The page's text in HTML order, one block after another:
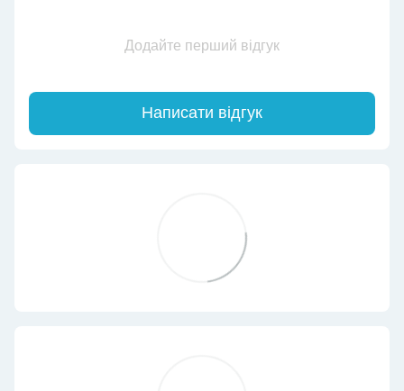
Додайте перший відгук
Написати відгук